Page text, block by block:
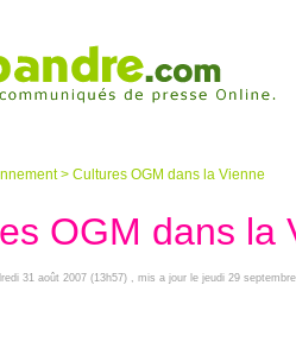
> Cultures OGM dans la Vienne
OGM dans la
31 août 2007 (13h57) , mis a jour le jeudi 29